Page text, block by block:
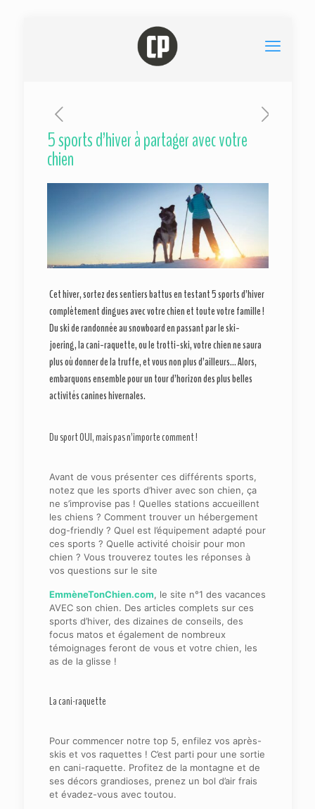
5 sports d’hiver à partager avec votre
chien
Cet hiver, sortez des sentiers battus en testant 5 sports d’hiver
complètement dingues avec votre chien et toute votre famille !
Du ski de randonnée au snowboard en passant par le ski-
joering, la cani-raquette, ou le trotti-ski, votre chien ne saura
plus où donner de la truffe, et vous non plus d’ailleurs… Alors,
embarquons ensemble pour un tour d’horizon des plus belles
activités canines hivernales.
Du sport OUI, mais pas n’importe comment !
Avant de vous présenter ces différents sports,
notez que les sports d’hiver avec son chien, ça
ne s’improvise pas ! Quelles stations accueillent
les chiens ? Comment trouver un hébergement
dog-friendly ? Quel est l’équipement adapté pour
ces sports ? Quelle activité choisir pour mon
chien ? Vous trouverez toutes les réponses à
vos questions sur le site
EmmèneTonChien.com, le site n°1 des vacances
AVEC son chien. Des articles complets sur ces
sports d’hiver, des dizaines de conseils, des
focus matos et également de nombreux
témoignages feront de vous et votre chien, les
as de la glisse !
La cani-raquette
Pour commencer notre top 5, enfilez vos après-
skis et vos raquettes ! C’est parti pour une sortie
en cani-raquette. Profitez de la montagne et de
ses décors grandioses, prenez un bol d’air frais
et évadez-vous avec toutou.